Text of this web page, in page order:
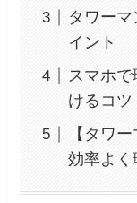
タワー
イント
スマホ
けるコツ
【タワ
効率よく